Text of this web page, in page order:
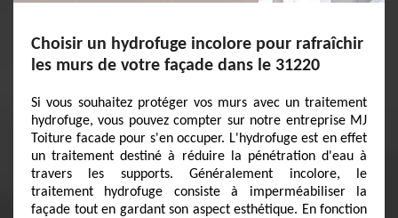
Choisir un hydrofuge incolore pour rafraîchir
les murs de votre façade dans le 31220
Si vous souhaitez protéger vos murs avec un traitement
hydrofuge, vous pouvez compter sur notre entreprise MJ
Toiture facade pour s'en occuper. L'hydrofuge est en effet
un traitement destiné à réduire la pénétration d'eau à
travers les supports. Généralement incolore, le
traitement hydrofuge consiste à imperméabiliser la
façade tout en gardant son aspect esthétique. En fonction